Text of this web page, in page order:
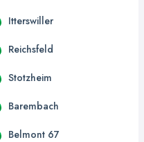
Itterswiller
Reichsfeld
Stotzheim
Barembach
Belmont 67